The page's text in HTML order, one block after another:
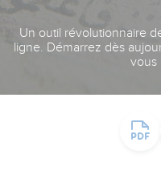
Un outil révolutionnaire
ligne. Démarrez dès
vous